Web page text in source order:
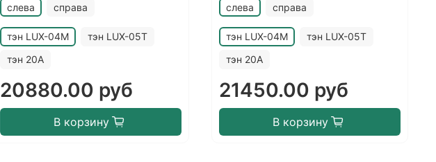
слева справа
тэн LUX-04M
тэн LUX-05T
тэн 20A
20880.00 руб
В корзину
слева справа
тэн LUX-04M
тэн LUX-05T
тэн 20A
21450.00 руб
В корзину